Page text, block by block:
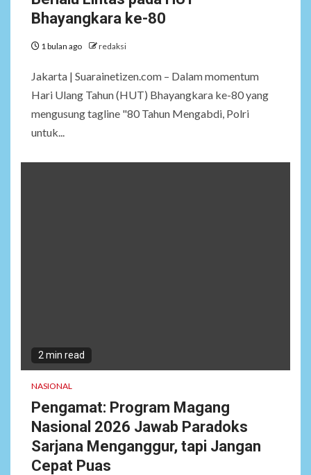
Bhayangkara ke-80
1 bulan ago redaksi
Jakarta | Suarainetizen.com – Dalam momentum
Hari Ulang Tahun (HUT) Bhayangkara ke-80 yang
mengusung tagline "80 Tahun Mengabdi, Polri
untuk...
2 min read
NASIONAL
Pengamat: Program Magang
Nasional 2026 Jawab Paradoks
Sarjana Menganggur, tapi Jangan
Cepat Puas